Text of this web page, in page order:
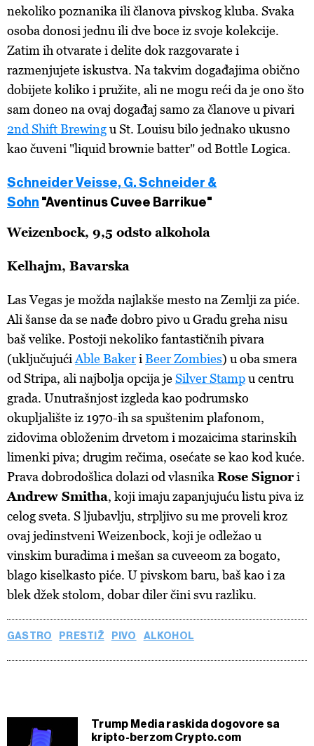
nekoliko poznanika ili članova pivskog kluba. Svaka
osoba donosi jednu ili dve boce iz svoje kolekcije.
Zatim ih otvarate i delite dok razgovarate i
razmenjujete iskustva. Na takvim događajima obično
dobijete koliko i pružite, ali ne mogu reći da je ono što
sam doneo na ovaj događaj samo za članove u pivari
2nd Shift Brewingu St. Louisu bilo jednako ukusno
kao čuveni "liquid brownie batter" od Bottle Logica.
Schneider Veisse, G. Schneider &
Sohn "Aventinus Cuvee Barrikue"
Weizenbock, 9,5 odsto alkohola
Kelhajm, Bavarska
Las Vegas je možda najlakše mesto na Zemlji za piće.
Ali šanse da se nađe dobro pivo u Gradu greha nisu
baš velike. Postoji nekoliko fantastičnih pivara
(uključujućiAble BakeriBeer Zombies) u oba smera
od Stripa, ali najbolja opcija jeSilver Stampu centru
grada. Unutrašnjost izgleda kao podrumsko
okupljalište iz 1970-ih sa spuštenim plafonom,
zidovima obloženim drvetom i mozaicima starinskih
limenki piva; drugim rečima, osećate se kao kod kuće.
Prava dobrodošlica dolazi od vlasnikaRose Signori
Andrew Smitha, koji imaju zapanjujuću listu piva iz
celog sveta. S ljubavlju, strpljivo su me proveli kroz
ovaj jedinstveni Weizenbock, koji je odležao u
vinskim buradima i mešan sa cuveeom za bogato,
blago kiselkasto piće. U pivskom baru, baš kao i za
blek džek stolom, dobar diler čini svu razliku.
GASTRO PRESTIŽ PIVO ALKOHOL
Trump Media raskida dogovore sa
kripto-berzom Crypto.com